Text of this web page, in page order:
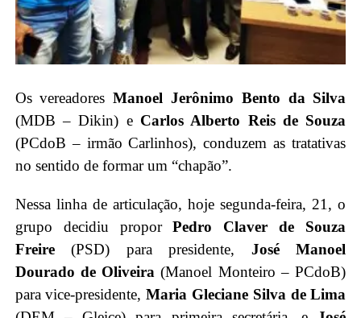
Os vereadoresManoel Jerônimo Bento da Silva
(MDB – Dikin) e Carlos Alberto Reis de Souza
(PCdoB – irmão Carlinhos), conduzem as tratativas
no sentido de formar um “chapão”.
Nessa linha de articulação, hoje segunda-feira, 21, o
grupo decidiu proporPedro Claver de Souza
Freire(PSD) para presidente, José Manoel
Dourado de Oliveira (Manoel Monteiro – PCdoB)
para vice-presidente,Maria Gleciane Silva de Lima